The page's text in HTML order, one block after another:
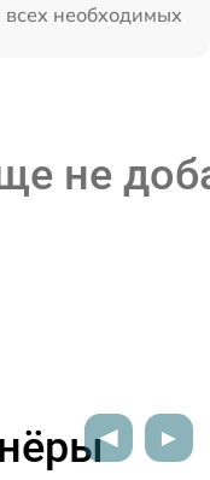
необходимых
не